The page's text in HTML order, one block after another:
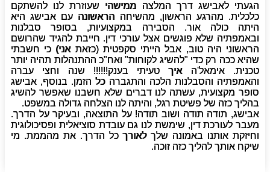
הגעתי לאבישג דרך המלצה ממישהי שעוזרת לנו להשתקם
כלכלית. מהרגע הראשון, מהשיחה הראשונה עם אבישג היא
היתה כולה אור. הסבירה במקצועיות, בסופר סבלנות
ובאמפתיה שלא פוגשים אצל עורכי דין. חייבת להגיד שהרושם
הראשוני היה טוב, אבל הייתי סקפטית (כזאת אני) כי חשבתי
שהיא ככה רק כדי "להשיג לקוחות" ואח"כ ההתנהלות תהיה יותר
טכנית. אימאל'ה איך טעיתי בענק!!!!!! שנה וחצי עברה
והאמפתיה והסבלנות הלכה והתגברה כל הזמן. בנוסף, אבישג
סופר מקצועית, עשתה לנו דברים שלא חשבנו שאפשר להשיג
בהליך כזה של פשיטת רגל, והיתה לנו הצלחה גדולה במשפט.
אבישג, תודה תודה ושוב תודה! על התוצאה, ובעיקר על הדרך.
מעבר לעורכת דין, שימשת לנו גם עובדת סוציאלית ופסיכולוגית
וחיזקת אותנו באמונה שלך לאורך כל הדרך. את מהממת. מי
שיקח אותך להליך כזה זוכה.